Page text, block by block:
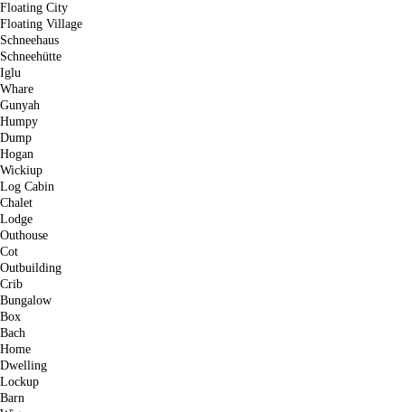
Floating City
Floating Village
Schneehaus
Schneehütte
Iglu
Whare
Gunyah
Humpy
Dump
Hogan
Wickiup
Log Cabin
Chalet
Lodge
Outhouse
Cot
Outbuilding
Crib
Bungalow
Box
Bach
Home
Dwelling
Lockup
Barn